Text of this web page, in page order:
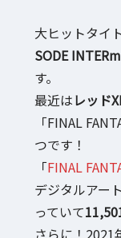
大ヒットタイ
SODE
す。
最近はレッド
「FINAL
つです！
「FINAL
デジタルアー
っていて
さらに！2021